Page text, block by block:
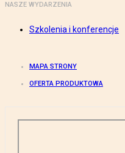
NASZE WYDARZENIA
Szkolenia i konferencje
MAPA STRONY
OFERTA PRODUKTOWA